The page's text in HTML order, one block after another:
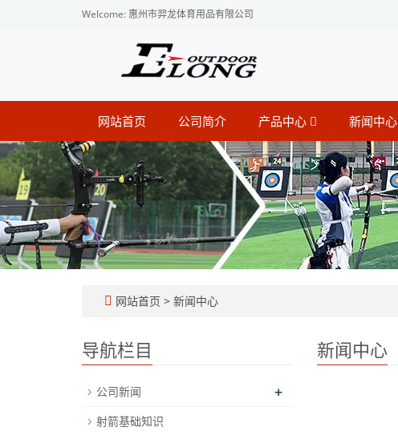
Welcome: 惠州市羿龙体育用品有限公司
网站首页 公司简介 产品中心 新闻中心
网站首页 > 新闻中心
新闻中心
导航栏目
公司新闻 +
射箭基础知识